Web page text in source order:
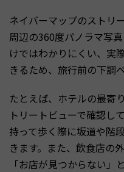
ネイバーマップのストリ
周辺の360度パノラマ写
けではわかりにくい、実
きるため、旅行前の下調
たとえば、ホテルの最寄
トリートビューで確認し
持って歩く際に坂道や階
きます。また、飲食店の
「お店が見つからない」